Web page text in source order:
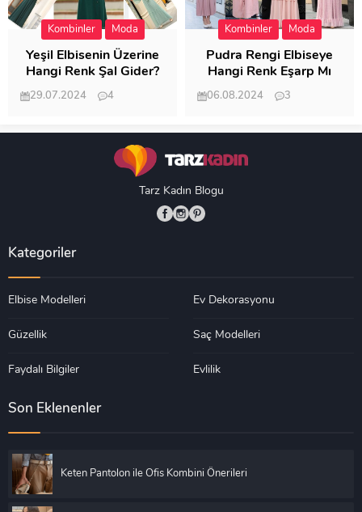
Kombinler Moda
Yeşil Elbisenin Üzerine
Hangi Renk Şal Gider?
29.07.2024
4
Kombinler Moda
Pudra Rengi Elbiseye
Hangi Renk Eşarp Mı
Dedi Birisi
06.08.2024
3
Tarz Kadın Blogu
Kategoriler
Elbise Modelleri Ev Dekorasyonu
Güzellik Saç Modelleri
Faydalı Bilgiler Evlilik
Son Eklenenler
Keten Pantolon ile Ofis Kombini Önerileri